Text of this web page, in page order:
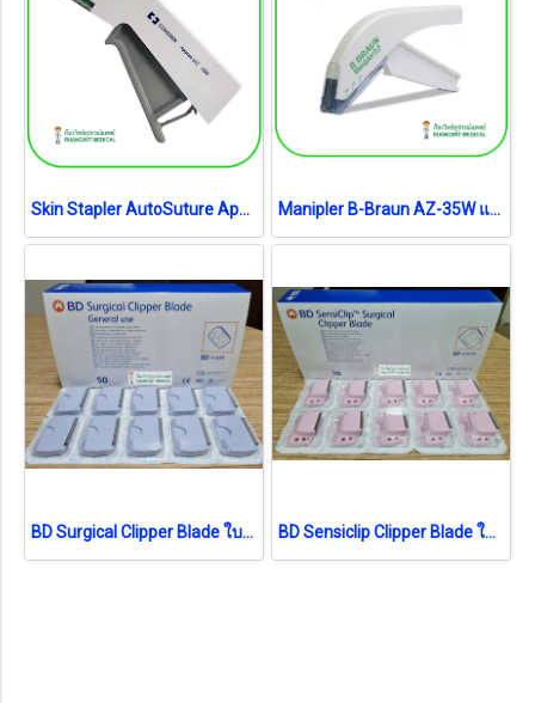
Skin Stapler AutoSuture Appose ULC 35W Covidien (1อัน) Manipler B-Braun AZ-35W แม็กเย็บแผล Skin Stapler (1 อัน)
BD Surgical Clipper Blade ใบมีด (4406) (1 ชิ้น) (exp 04-2026) BD Sensiclip Clipper Blade ใบมีดอ่อนโยน (4430A) (1ชิ้น) (exp 05-2025)